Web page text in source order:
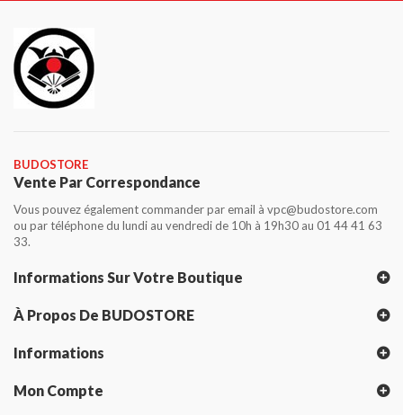
BUDOSTORE
Vente Par Correspondance
Vous pouvez également commander par email à vpc@budostore.com
ou par téléphone du lundi au vendredi de 10h à 19h30 au 01 44 41 63
33.
Informations Sur Votre Boutique
À Propos De BUDOSTORE
Informations
Mon Compte